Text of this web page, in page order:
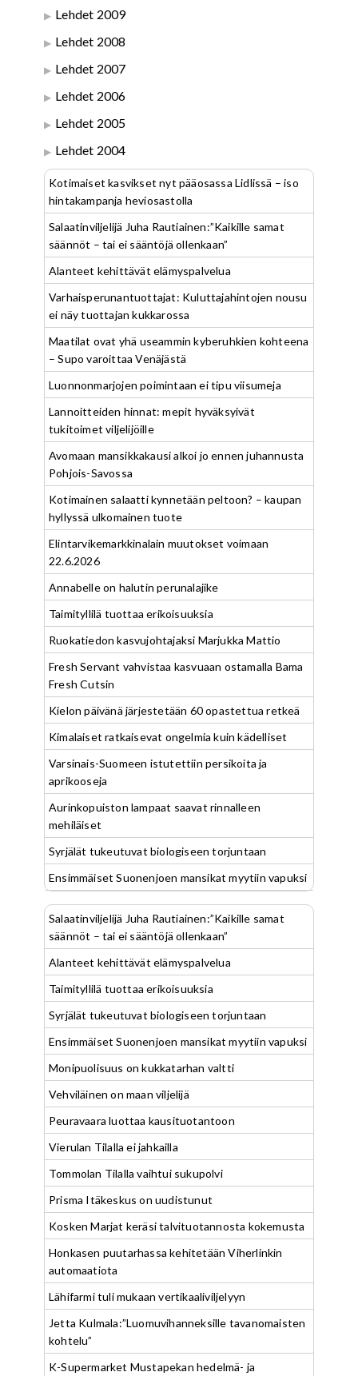
Lehdet 2009
Lehdet 2008
Lehdet 2007
Lehdet 2006
Lehdet 2005
Lehdet 2004
Kotimaiset kasvikset nyt pääosassa Lidlissä – iso
hintakampanja heviosastolla
Salaatinviljelijä Juha Rautiainen:”Kaikille samat
säännöt – tai ei sääntöjä ollenkaan”
Alanteet kehittävät elämyspalvelua
Varhaisperunantuottajat: Kuluttajahintojen nousu
ei näy tuottajan kukkarossa
Maatilat ovat yhä useammin kyberuhkien kohteena
– Supo varoittaa Venäjästä
Luonnonmarjojen poimintaan ei tipu viisumeja
Lannoitteiden hinnat: mepit hyväksyivät
tukitoimet viljelijöille
Avomaan mansikkakausi alkoi jo ennen juhannusta
Pohjois-Savossa
Kotimainen salaatti kynnetään peltoon? – kaupan
hyllyssä ulkomainen tuote
Elintarvikemarkkinalain muutokset voimaan
22.6.2026
Annabelle on halutin perunalajike
Taimityllilä tuottaa erikoisuuksia
Ruokatiedon kasvujohtajaksi Marjukka Mattio
Fresh Servant vahvistaa kasvuaan ostamalla Bama
Fresh Cutsin
Kielon päivänä järjestetään 60 opastettua retkeä
Kimalaiset ratkaisevat ongelmia kuin kädelliset
Varsinais-Suomeen istutettiin persikoita ja
aprikooseja
Aurinkopuiston lampaat saavat rinnalleen
mehiläiset
Syrjälät tukeutuvat biologiseen torjuntaan
Ensimmäiset Suonenjoen mansikat myytiin vapuksi
Salaatinviljelijä Juha Rautiainen:”Kaikille samat
säännöt – tai ei sääntöjä ollenkaan”
Alanteet kehittävät elämyspalvelua
Taimityllilä tuottaa erikoisuuksia
Syrjälät tukeutuvat biologiseen torjuntaan
Ensimmäiset Suonenjoen mansikat myytiin vapuksi
Monipuolisuus on kukkatarhan valtti
Vehviläinen on maan viljelijä
Peuravaara luottaa kausituotantoon
Vierulan Tilalla ei jahkailla
Tommolan Tilalla vaihtui sukupolvi
Prisma Itäkeskus on uudistunut
Kosken Marjat keräsi talvituotannosta kokemusta
Honkasen puutarhassa kehitetään Viherlinkin
automaatiota
Lähifarmi tuli mukaan vertikaaliviljelyyn
Jetta Kulmala:”Luomuvihanneksille tavanomaisten
kohtelu”
K-Supermarket Mustapekan hedelmä- ja